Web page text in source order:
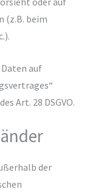
(z.B. beim
auf
Art. 28 DSGVO.
der